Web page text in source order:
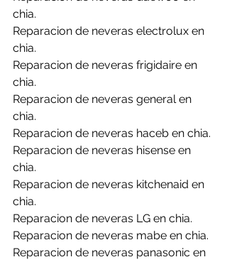
chia.
Reparacion de neveras electrolux en
chia.
Reparacion de neveras frigidaire en
chia.
Reparacion de neveras general en
chia.
Reparacion de neveras haceb en chia.
Reparacion de neveras hisense en
chia.
Reparacion de neveras kitchenaid en
chia.
Reparacion de neveras LG en chia.
Reparacion de neveras mabe en chia.
Reparacion de neveras panasonic en